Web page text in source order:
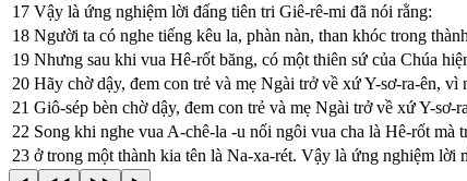
17 Vậy là ứng nghiệm lời đấng tiên tri Giê-rê-mi đã nói rằng:
18 Người ta có nghe tiếng kêu la, phàn nàn, than khóc trong
19 Nhưng sau khi vua Hê-rốt băng, có một thiên sứ của Chúa
20 Hãy chờ dậy, đem con trẻ và mẹ Ngài trở về xứ Y-sơ-ra-ên, vì
21 Giô-sép bèn chờ dậy, đem con trẻ và mẹ Ngài trở về xứ Y-sơ-
22 Song khi nghe vua A-chê-la -u nối ngôi vua cha là Hê-rốt
23 ở trong một thành kia tên là Na-xa-rét. Vậy là ứng nghiệm